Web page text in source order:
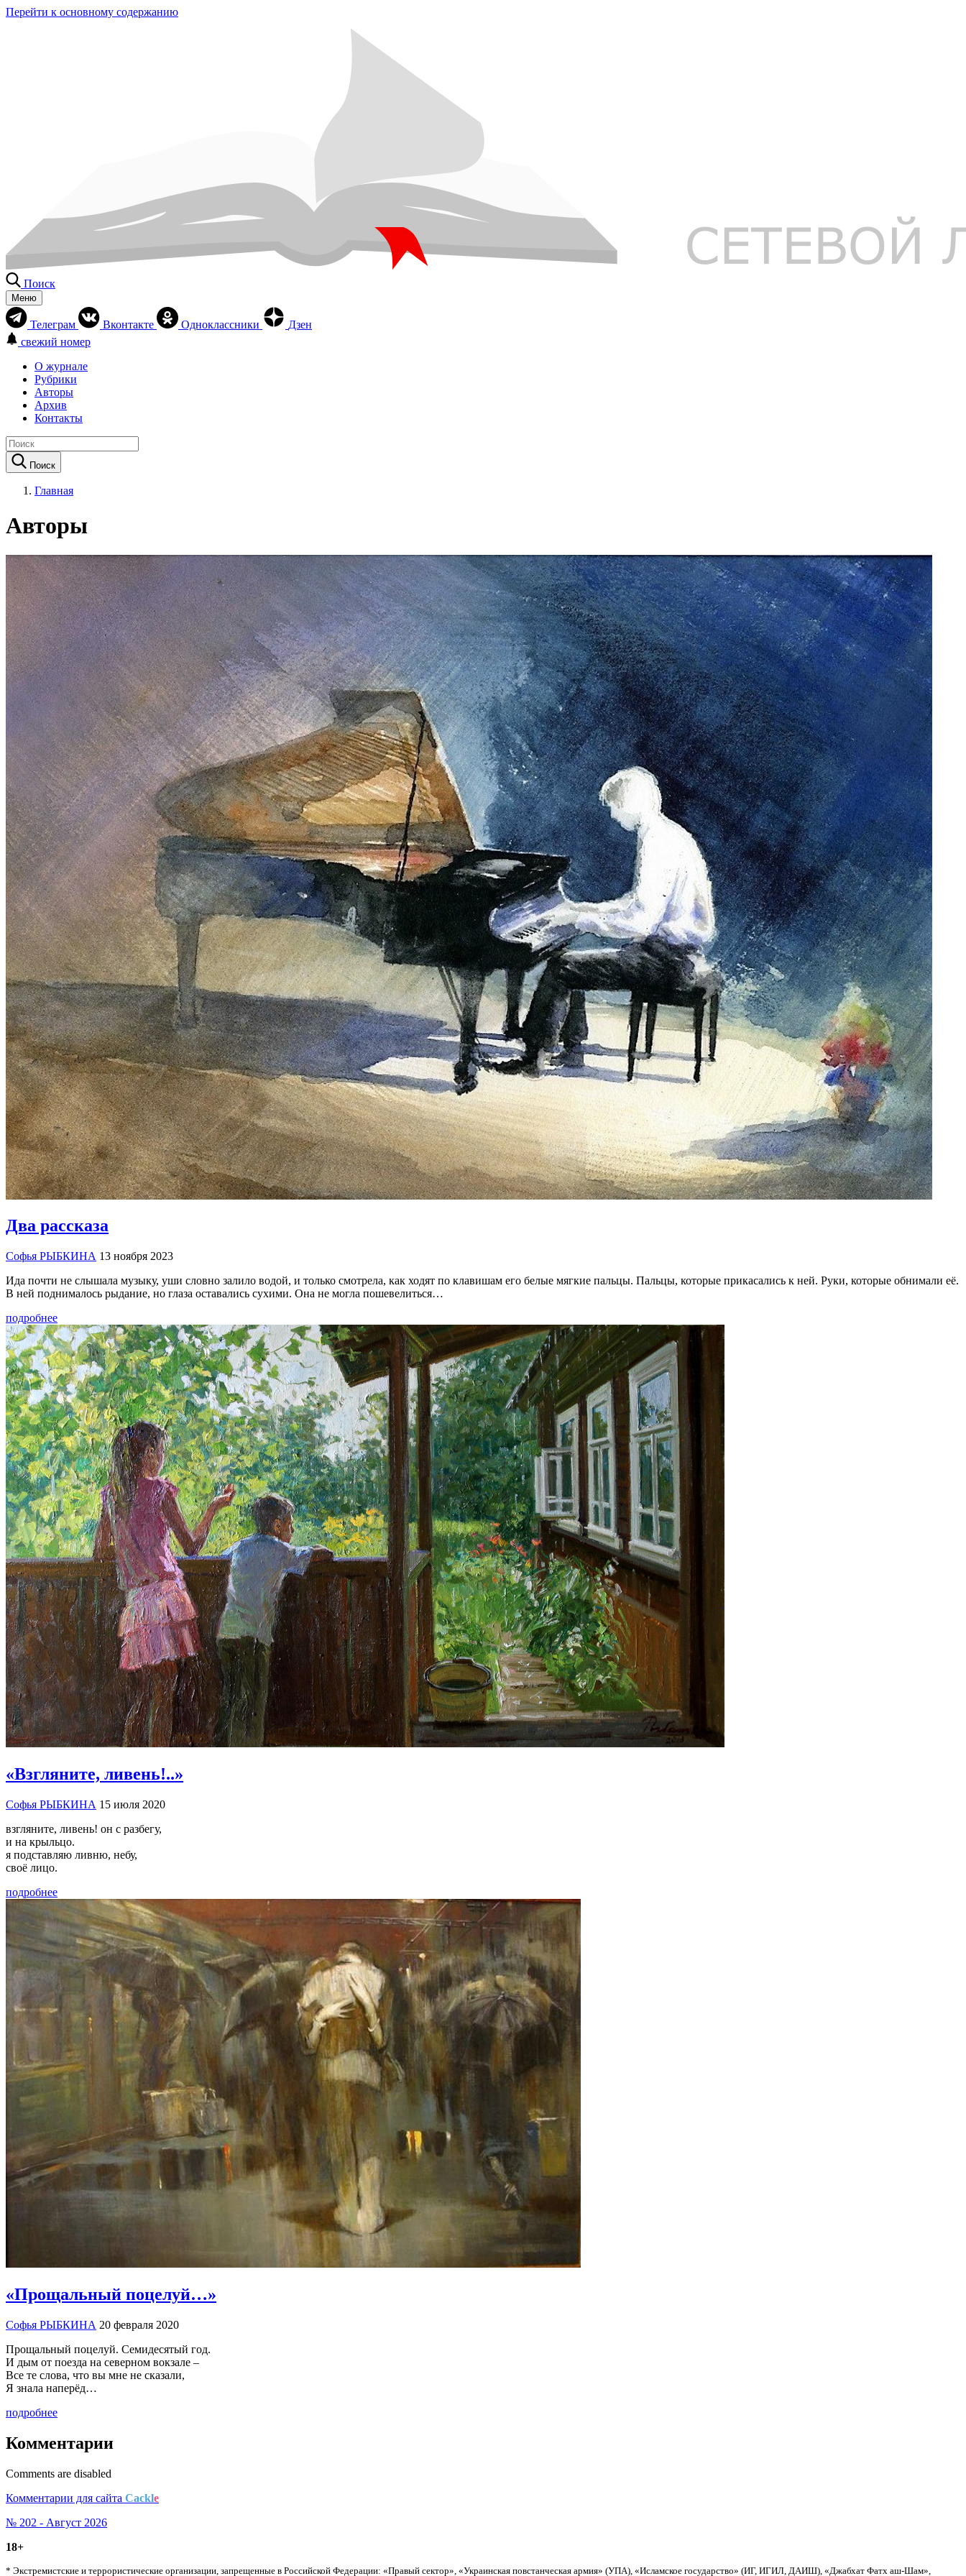
Перейти к основному содержанию
Поиск
Меню
Телеграм Вконтакте Одноклассники
Дзен
свежий номер
О журнале
Рубрики
Авторы
Архив
Контакты
Поиск
Главная
Авторы
Два рассказа
Софья РЫБКИНА 13 ноября 2023
Ида почти не слышала музыку, уши словно залило водой, и только смотрела, как ходят по клавишам его белые мягкие пальцы. Пальцы, которые прикасались к ней. Руки, которые обнимали её.
В ней поднималось рыдание, но глаза оставались сухими. Она не могла пошевелиться…
подробнее
«Взгляните, ливень!..»
Софья РЫБКИНА 15 июля 2020
взгляните, ливень! он с разбегу,
и на крыльцо.
я подставляю ливню, небу,
своё лицо.
подробнее
«Прощальный поцелуй…»
Софья РЫБКИНА 20 февраля 2020
Прощальный поцелуй. Семидесятый год.
И дым от поезда на северном вокзале –
Все те слова, что вы мне не сказали,
Я знала наперёд…
подробнее
Комментарии
Comments are disabled
Комментарии для сайта Cackle
№ 202 - Август 2026
18+
* Экстремистские и террористические организации, запрещенные в Российской Федерации: «Правый сектор», «Украинская повстанческая армия» (УПА), «Исламское государство» (ИГ, ИГИЛ, ДАИШ), «Джабхат Фатх аш-Шам»,